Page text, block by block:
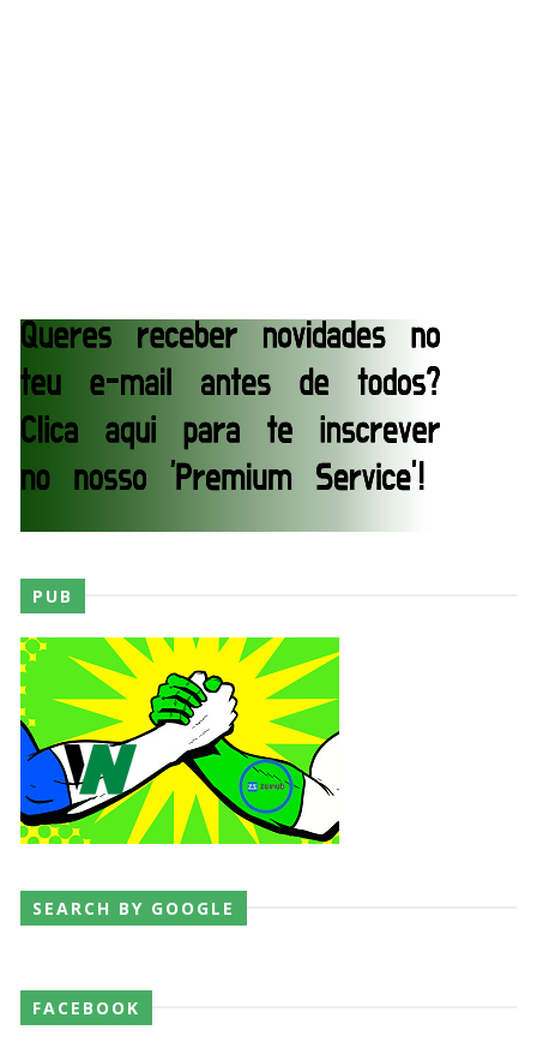
Throwback: Bret "The Hitman" Hart vs. Mr.
Perfect: SummerSlam 1991 - Intercontinental
Championship Match
Lucha Libre AAA: Verano De Escándalo 2026
Unknown-Jul 26 2026
AEW Collision 25 JULY 2026
Unknown
WWE Friday Night Smackdown 24 July 2026
Unknown-Jul 25 2026
AEW Dynamite 22JUL26
Unknown - Jul 23 2026
PUB
SEARCH BY GOOGLE
FACEBOOK